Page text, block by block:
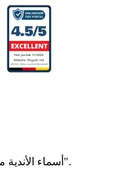
* أسماء الأندية مخفية. للبقاء مخفياً، اختر "إخفاء التحويل".